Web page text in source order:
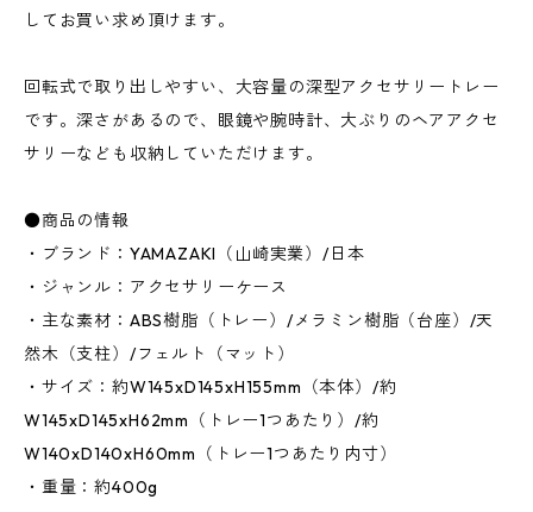
してお買い求め頂けます。
回転式で取り出しやすい、大容量の深型アクセサリートレー
です。深さがあるので、眼鏡や腕時計、大ぶりのヘアアクセ
サリーなども収納していただけます。
●商品の情報
・ブランド：YAMAZAKI（山崎実業）/日本
・ジャンル：アクセサリーケース
・主な素材：ABS樹脂（トレー）/メラミン樹脂（台座）/天
然木（支柱）/フェルト（マット）
・サイズ：約W145xD145xH155mm（本体）/約
W145xD145xH62mm（トレー1つあたり）/約
W140xD140xH60mm（トレー1つあたり内寸）
・重量：約400g